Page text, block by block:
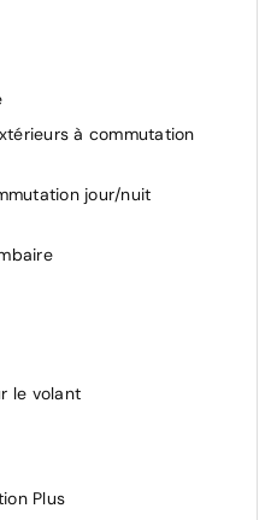
à commutation
jour/nuit
le volant
Plus